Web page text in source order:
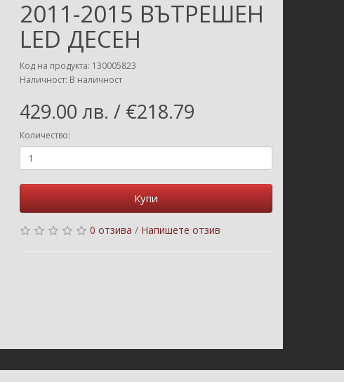
2011-2015 ВЪТРЕШЕН
LED ДЕСЕН
Код на продукта: 130005823
Наличност: В наличност
429.00 лв. / €218.79
Количество:
Купи
0 отзива / Напишете отзив